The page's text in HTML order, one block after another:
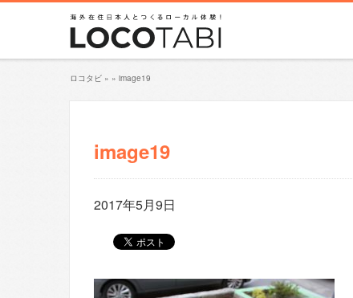
ロコタビ » » image19
image19
2017年5月9日